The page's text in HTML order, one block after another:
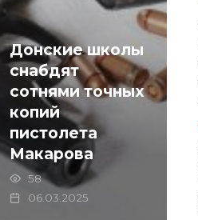
Донские школы
снабдят
сотнями точных
копий
пистолета
Макарова
58
06.03.2025